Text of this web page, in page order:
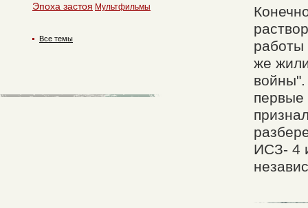
работы
же
первые
ИСЗ- 4
Эпоха застоя Мультфильмы
Все темы